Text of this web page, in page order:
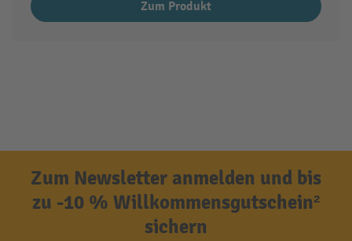
Zum Produkt
Zum Newsletter anmelden und bis
zu -10 % Willkommensgutschein²
sichern